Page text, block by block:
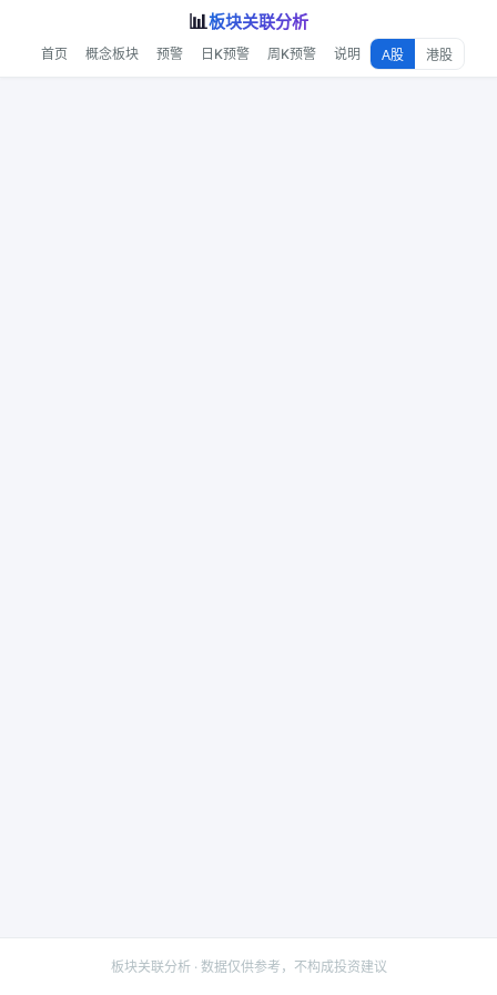
📊板块关联分析
首页 概念板块 预警 日K预警 周K预警 说明 A股 港股
板块关联分析 · 数据仅供参考，不构成投资建议